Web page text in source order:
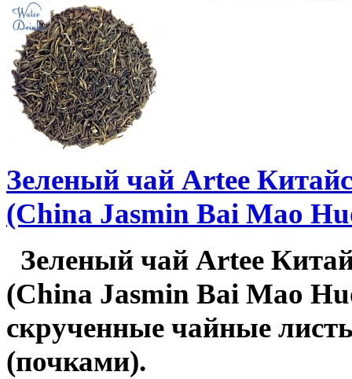
Зеленый чай Artee
(China Jasmin Bai Mao
Зеленый чай Artee
(China Jasmin Bai Mao
скрученные чайные
(почками).